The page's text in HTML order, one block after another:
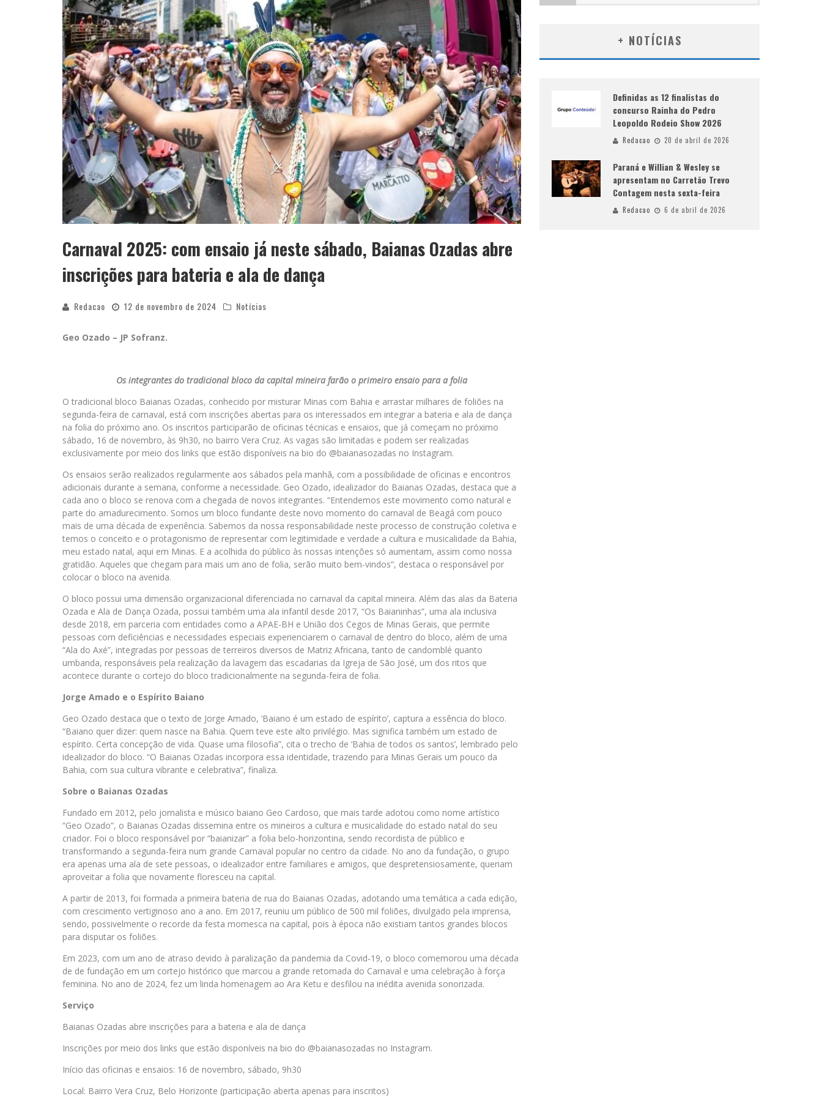
Carnaval 2025: com ensaio já neste sábado, Baianas Ozadas abre
inscrições para bateria e ala de dança
Redacao 12 de novembro de 2024 Notícias
Geo Ozado – JP Sofranz.
Os integrantes do tradicional bloco da capital mineira farão o primeiro ensaio para a folia
O tradicional bloco Baianas Ozadas, conhecido por misturar Minas com Bahia e arrastar milhares de foliões na
segunda-feira de carnaval, está com inscrições abertas para os interessados em integrar a bateria e ala de dança
na folia do próximo ano. Os inscritos participarão de oficinas técnicas e ensaios, que já começam no próximo
sábado, 16 de novembro, às 9h30, no bairro Vera Cruz. As vagas são limitadas e podem ser realizadas
exclusivamente por meio dos links que estão disponíveis na bio do @baianasozadas no Instagram.
Os ensaios serão realizados regularmente aos sábados pela manhã, com a possibilidade de oficinas e encontros
adicionais durante a semana, conforme a necessidade. Geo Ozado, idealizador do Baianas Ozadas, destaca que a
cada ano o bloco se renova com a chegada de novos integrantes. “Entendemos este movimento como natural e
parte do amadurecimento. Somos um bloco fundante deste novo momento do carnaval de Beagá com pouco
mais de uma década de experiência. Sabemos da nossa responsabilidade neste processo de construção coletiva e
temos o conceito e o protagonismo de representar com legitimidade e verdade a cultura e musicalidade da Bahia,
meu estado natal, aqui em Minas. E a acolhida do público às nossas intenções só aumentam, assim como nossa
gratidão. Aqueles que chegam para mais um ano de folia, serão muito bem-vindos”, destaca o responsável por
colocar o bloco na avenida.
O bloco possui uma dimensão organizacional diferenciada no carnaval da capital mineira. Além das alas da Bateria
Ozada e Ala de Dança Ozada, possui também uma ala infantil desde 2017, “Os Baianinhas”, uma ala inclusiva
desde 2018, em parceria com entidades como a APAE-BH e União dos Cegos de Minas Gerais, que permite
pessoas com deficiências e necessidades especiais experienciarem o carnaval de dentro do bloco, além de uma
“Ala do Axé”, integradas por pessoas de terreiros diversos de Matriz Africana, tanto de candomblé quanto
umbanda, responsáveis pela realização da lavagem das escadarias da Igreja de São José, um dos ritos que
acontece durante o cortejo do bloco tradicionalmente na segunda-feira de folia.
Jorge Amado e o Espírito Baiano
Geo Ozado destaca que o texto de Jorge Amado, ‘Baiano é um estado de espírito’, captura a essência do bloco.
“Baiano quer dizer: quem nasce na Bahia. Quem teve este alto privilégio. Mas significa também um estado de
espírito. Certa concepção de vida. Quase uma filosofia”, cita o trecho de ‘Bahia de todos os santos’, lembrado pelo
idealizador do bloco. “O Baianas Ozadas incorpora essa identidade, trazendo para Minas Gerais um pouco da
Bahia, com sua cultura vibrante e celebrativa”, finaliza.
Sobre o Baianas Ozadas
Fundado em 2012, pelo jornalista e músico baiano Geo Cardoso, que mais tarde adotou como nome artístico
“Geo Ozado”, o Baianas Ozadas dissemina entre os mineiros a cultura e musicalidade do estado natal do seu
criador. Foi o bloco responsável por “baianizar” a folia belo-horizontina, sendo recordista de público e
transformando a segunda-feira num grande Carnaval popular no centro da cidade. No ano da fundação, o grupo
era apenas uma ala de sete pessoas, o idealizador entre familiares e amigos, que despretensiosamente, queriam
aproveitar a folia que novamente floresceu na capital.
A partir de 2013, foi formada a primeira bateria de rua do Baianas Ozadas, adotando uma temática a cada edição,
com crescimento vertiginoso ano a ano. Em 2017, reuniu um público de 500 mil foliões, divulgado pela imprensa,
sendo, possivelmente o recorde da festa momesca na capital, pois à época não existiam tantos grandes blocos
para disputar os foliões.
Em 2023, com um ano de atraso devido à paralização da pandemia da Covid-19, o bloco comemorou uma década
de de fundação em um cortejo histórico que marcou a grande retomada do Carnaval e uma celebração à força
feminina. No ano de 2024, fez um linda homenagem ao Ara Ketu e desfilou na inédita avenida sonorizada.
Serviço
Baianas Ozadas abre inscrições para a bateria e ala de dança
Inscrições por meio dos links que estão disponíveis na bio do @baianasozadas no Instagram.
Início das oficinas e ensaios: 16 de novembro, sábado, 9h30
Local: Bairro Vera Cruz, Belo Horizonte (participação aberta apenas para inscritos)
+ NOTÍCIAS
Definidas as 12 finalistas do
concurso Rainha do Pedro
Leopoldo Rodeio Show 2026
Redacao 20 de abril de 2026
Paraná e Willian & Wesley se
apresentam no Carretão Trevo
Contagem nesta sexta-feira
Redacao 6 de abril de 2026